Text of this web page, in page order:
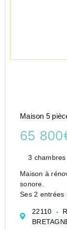
Maison 5
65
3 chambres
Maison à
sonore.
Ses 2 entrées
Ce bien
22110